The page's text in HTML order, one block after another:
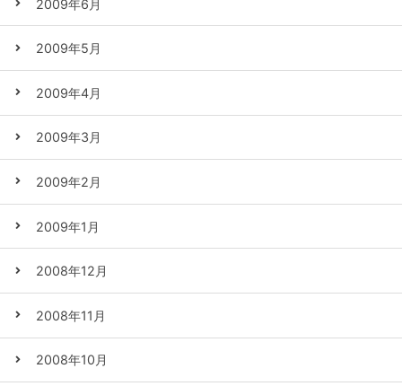
2009年6月
2009年5月
2009年4月
2009年3月
2009年2月
2009年1月
2008年12月
2008年11月
2008年10月